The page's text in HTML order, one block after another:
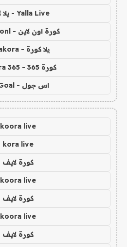
Yalla Live - يلا لايف
كورة اون لاين - koora onl
يلا كورة - yallakora
كورة 365 - kooora 365
اس جول - AS Goal
koora live
kora live
كورة لايف
koora live
كورة لايف
koora live
كورة لايف